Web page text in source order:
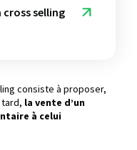
cross selling
consiste à proposer,
tard, la vente d’un
à celui